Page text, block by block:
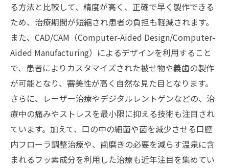
る方法と比較して、精度が高く、正確で早く製作できる
ため、治療期間が短縮され患者の負担も軽減されます。
また、CAD/CAM（Computer-Aided Design/Computer-
Aided Manufacturing）によるデザインを利用すること
で、患者によりカスタマイズされた被せ物や義歯の製作
が可能となり、審美性が高く自然な見た目となります。
さらに、レーザー治療やデジタルレントゲンなどの、治
療中の痛みやストレスを最小限に抑える技術も注目され
ています。加えて、口の中の細菌や菌を減少させる口腔
内フローラ調整治療や、歯磨きの必要を減らす温泉に含
まれるフッ素成分を利用した治療も近年注目を集めてい